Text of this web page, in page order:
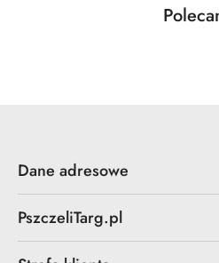
Pomiń karuzelę
Dane adresowe
PszczeliTarg.pl